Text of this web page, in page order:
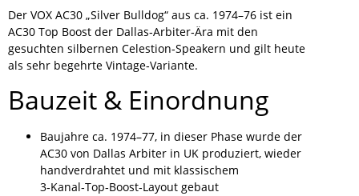
Der VOX AC30 „Silver Bulldog“ aus ca. 1974–76 ist ein
AC30 Top Boost der Dallas‑Arbiter‑Ära mit den
gesuchten silbernen Celestion‑Speakern und gilt heute
als sehr begehrte Vintage‑Variante.
Bauzeit & Einordnung
Baujahre ca. 1974–77, in dieser Phase wurde der
AC30 von Dallas Arbiter in UK produziert, wieder
handverdrahtet und mit klassischem
3‑Kanal‑Top‑Boost‑Layout gebaut